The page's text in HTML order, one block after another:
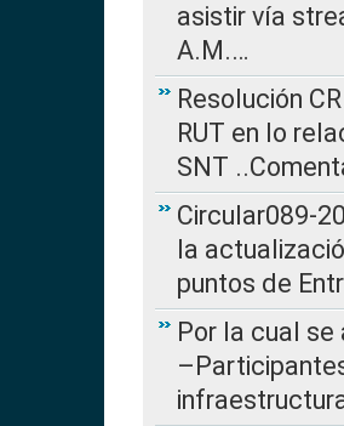
asistir vía
A.M.…
Resolución
RUT en lo
SNT
Circular089-
la
puntos de
Por la cual se